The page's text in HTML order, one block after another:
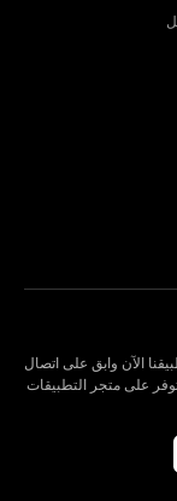
الآن وابق على اتصال
على متجر التطبيقات